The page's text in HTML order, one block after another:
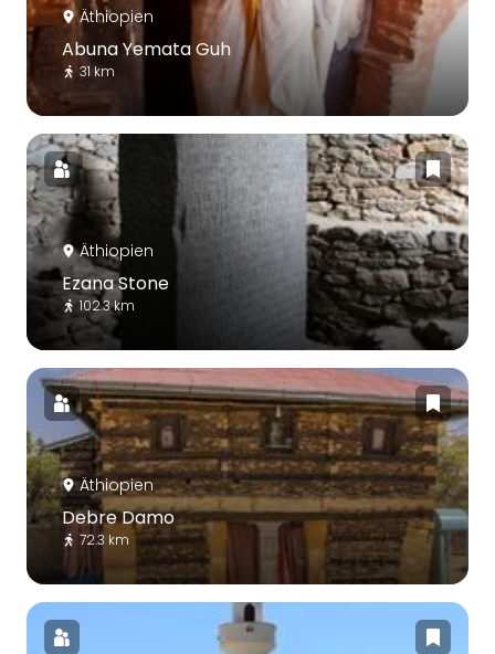
Äthiopien
Abuna Yemata Guh
31 km
Äthiopien
Ezana Stone
102.3 km
Äthiopien
Debre Damo
72.3 km